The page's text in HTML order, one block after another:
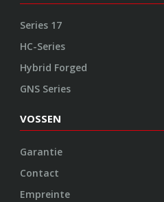
Series 17
HC-Series
Hybrid Forged
GNS Series
VOSSEN
Garantie
Contact
Empreinte